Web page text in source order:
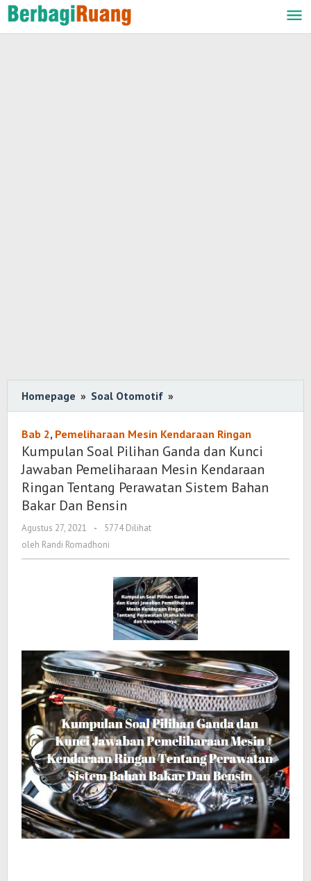
Lewati
ke
Homepage » Soal Otomotif »
Soal
Pilihan
Ganda
dan
Kunci
Jawaban
Ringan
Tentang
Perawatan
Sistem
Bahan
Dan
Bensin
Bab 2, Pemeliharaan Mesin Kendaraan Ringan
Kumpulan Soal Pilihan Ganda dan Kunci
Jawaban Pemeliharaan Mesin Kendaraan
Ringan Tentang Perawatan Sistem Bahan
Bakar Dan Bensin
Agustus 27, 2021
oleh
Randi
-
5774 Dilihat
oleh Randi Romadhoni